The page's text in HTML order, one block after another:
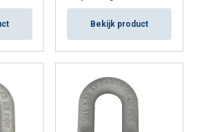
Bekijk product